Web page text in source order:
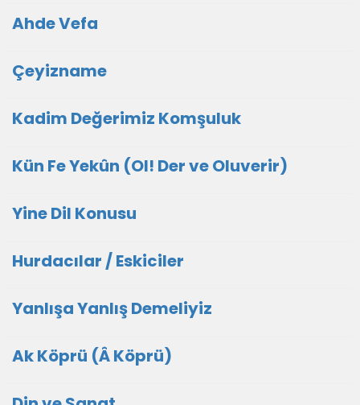
Ahde Vefa
Çeyizname
Kadim Değerimiz Komşuluk
Kün Fe Yekûn (Ol! Der ve Oluverir)
Yine Dil Konusu
Hurdacılar / Eskiciler
Yanlışa Yanlış Demeliyiz
Ak Köprü (Â Köprü)